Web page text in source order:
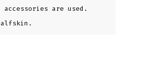
are used.